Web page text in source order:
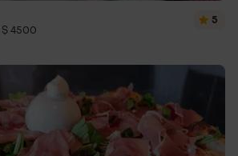
$ 4500
5